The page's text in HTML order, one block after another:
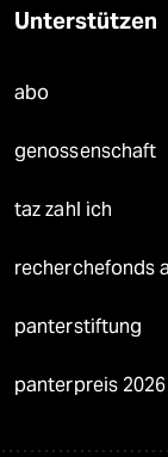
Unterstützen
abo
genossenschaft
taz zahl ich
recherchefonds
panterstiftung
panterpreis 2026